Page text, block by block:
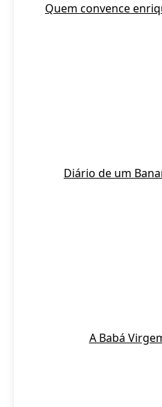
Quem convence
Diário de um
A Babá